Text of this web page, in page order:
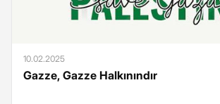
10.02.2025
Gazze, Gazze Halkınındır